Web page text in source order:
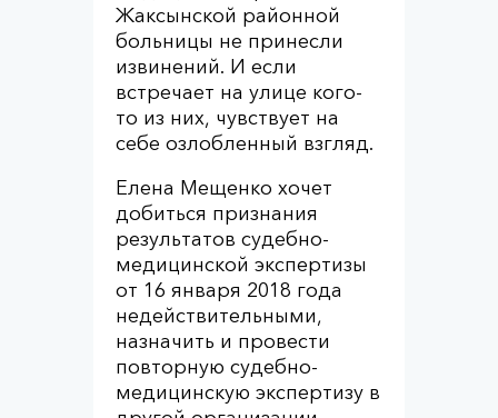
Жаксынской районной
больницы не принесли
извинений. И если
встречает на улице кого-
то из них, чувствует на
себе озлобленный взгляд.
Елена Мещенко хочет
добиться признания
результатов судебно-
медицинской экспертизы
от 16 января 2018 года
недействительными,
назначить и провести
повторную судебно-
медицинскую экспертизу в